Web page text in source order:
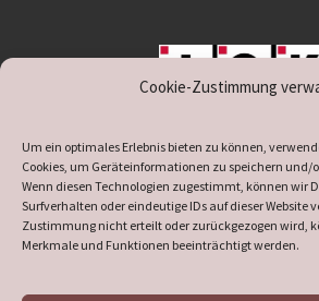
Cookie-Zustimmung
Um ein optimales Erlebnis bieten zu können,
Cookies, um Geräteinformationen zu speichern und/
Wenn diesen Technologien zugestimmt, können wir
Surfverhalten oder eindeutige IDs auf dieser Website
Zustimmung nicht erteilt oder zurückgezogen wird,
Merkmale und Funktionen beeinträchtigt werden.
supported by DÖ